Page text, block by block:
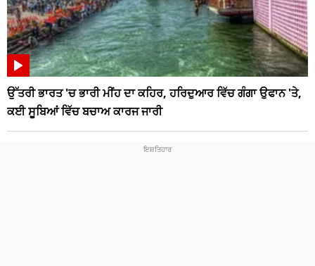
ਉੱਤਰੀ ਭਾਰਤ 'ਚ ਭਾਰੀ ਮੀਂਹ ਦਾ ਕਹਿਰ, ਹਰਿਦੁਆਰ ਵਿੱਚ ਗੰਗਾ ਉਫਾਨ 'ਤੇ,
ਕਈ ਸੂਬਿਆਂ ਵਿੱਚ ਬਚਾਅ ਕਾਰਜ ਜਾਰੀ